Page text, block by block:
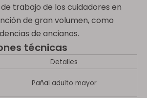
trabajo de los cuidadores en
de gran volumen, como
de ancianos.
técnicas
Detalles
Pañal adulto mayor